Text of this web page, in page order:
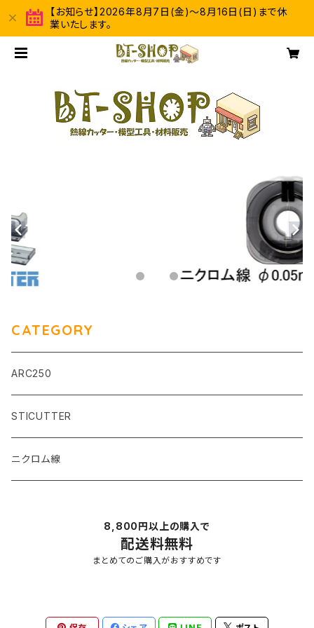
【お知らせ】2026年8月7日(金)～8月16日(日)まで休
業いたします。
CATEGORY
ARC250
STICUTTER
ニクロム線
8,800円以上の購入で
配送料無料
まとめてのご購入がおすすめです